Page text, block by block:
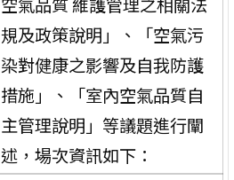
規及政策說明」、「空氣污
染對健康之影響及自我防護
措施」、「室內空氣品質自
主管理說明」等議題進行闡
述，場次資訊如下：